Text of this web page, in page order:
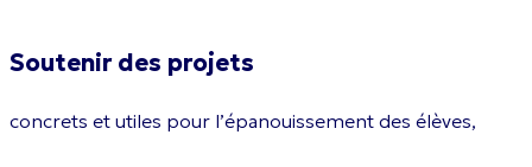
Soutenir des projets
concrets et utiles pour l’épanouissement des élèves,